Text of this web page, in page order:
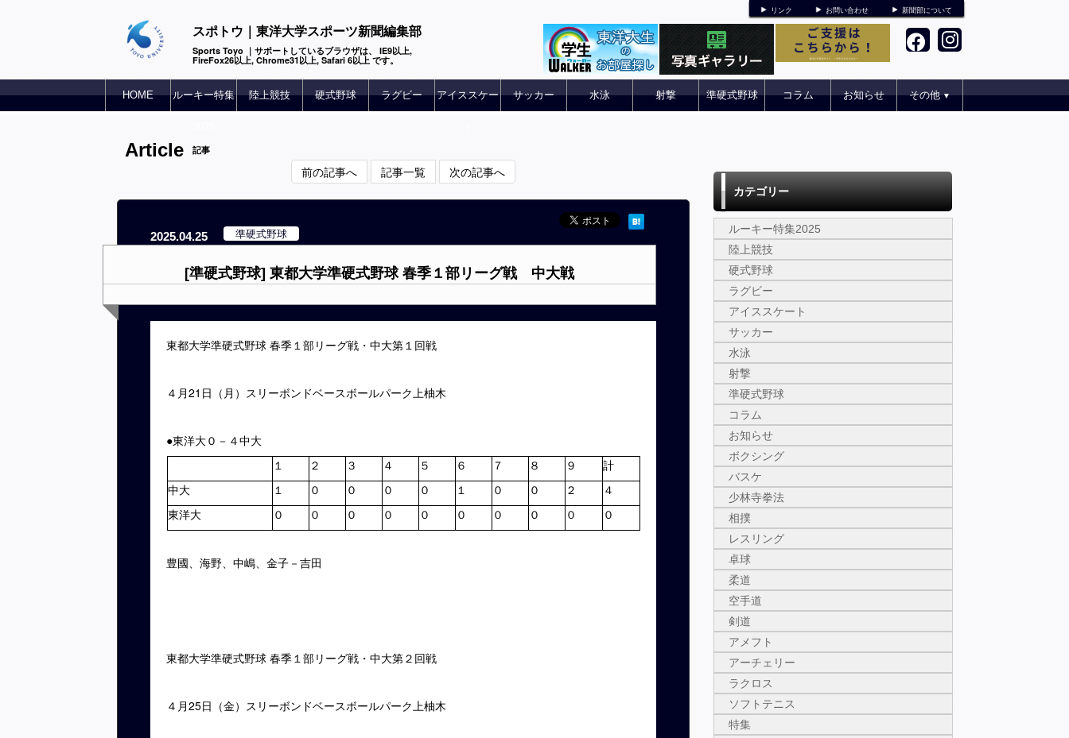
リンク お問い合わせ 新聞部について
スポトウ｜東洋大学スポーツ新聞編集部
Sports Toyo ｜サポートしているブラウザは、 IE9以上,
FireFox26以上, Chrome31以上, Safari 6以上 です。
HOME ルーキー特集 陸上競技 硬式野球 ラグビー アイススケー サッカー 水泳 射撃 準硬式野球 コラム お知らせ その他▼
Article 記事
前の記事へ 記事一覧 次の記事へ
2025.04.25 準硬式野球
[準硬式野球] 東都大学準硬式野球 春季１部リーグ戦 中大戦
東都大学準硬式野球 春季１部リーグ戦・中大第１回戦
４月21日（月）スリーボンドベースボールパーク上柚木
●東洋大０－４中大
１
２ ３ ４ ５ ６ ７ ８ ９
計
中大
１ ０ ０ ０ ０ １ ０ ０ ２
４
東洋大
０ ０ ０ ０ ０ ０ ０ ０ ０ ０
豊國、海野、中嶋、金子－吉田
東都大学準硬式野球 春季１部リーグ戦・中大第２回戦
４月25日（金）スリーボンドベースボールパーク上柚木
カテゴリー
ルーキー特集2025
陸上競技
硬式野球
ラグビー
アイススケート
サッカー
水泳
射撃
準硬式野球
コラム
お知らせ
ボクシング
バスケ
少林寺拳法
相撲
レスリング
卓球
柔道
空手道
剣道
アメフト
アーチェリー
ラクロス
ソフトテニス
特集